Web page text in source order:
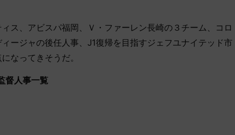
ス、アビスパ福岡、Ｖ・ファーレン長崎の３チーム、コロ
ージャの後任人事、J1復帰を目指すジェフユナイテッド市
なってきそうだ。
人事一覧